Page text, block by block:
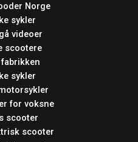
Norge
sykler
videoer
scootere
sykler
for voksne
scooter
scooter